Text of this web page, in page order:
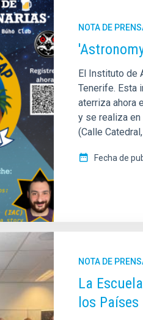
NOTA DE
El Instituto de
Tenerife. Esta
aterriza ahora
y se realiza en
(Calle
Fecha de
NOTA DE
La
los